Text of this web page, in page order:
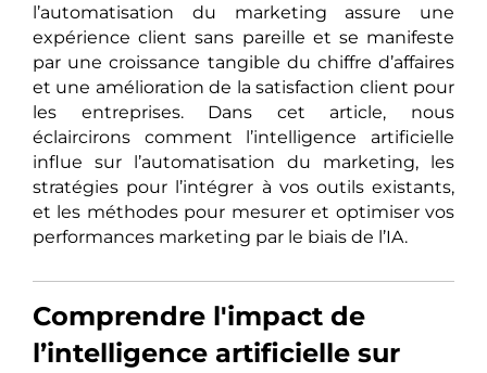
l’automatisation du marketing assure une
expérience client sans pareille et se manifeste
par une croissance tangible du chiffre d’affaires
et une amélioration de la satisfaction client pour
les entreprises. Dans cet article, nous
éclaircirons comment l’intelligence artificielle
influe sur l’automatisation du marketing, les
stratégies pour l’intégrer à vos outils existants,
et les méthodes pour mesurer et optimiser vos
performances marketing par le biais de l’IA.
Comprendre l'impact de
l’intelligence artificielle sur